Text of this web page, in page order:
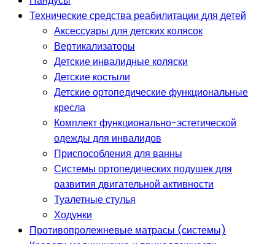
Технические средства реабилитации для детей
Аксессуары для детских колясок
Вертикализаторы
Детские инвалидные коляски
Детские костыли
Детские ортопедические функциональные
кресла
Комплект функционально-эстетической
одежды для инвалидов
Приспособления для ванны
Системы ортопедических подушек для
развития двигательной активности
Туалетные стулья
Ходунки
Противопролежневые матрасы (системы)